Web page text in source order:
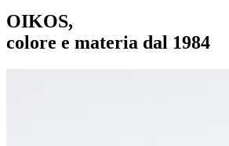
OIKOS,
colore e materia dal 1984